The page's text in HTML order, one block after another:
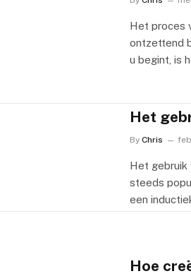
Het proces
ontzettend
u begint, is
Het
By Chris
Het gebruik
steeds
een
Hoe